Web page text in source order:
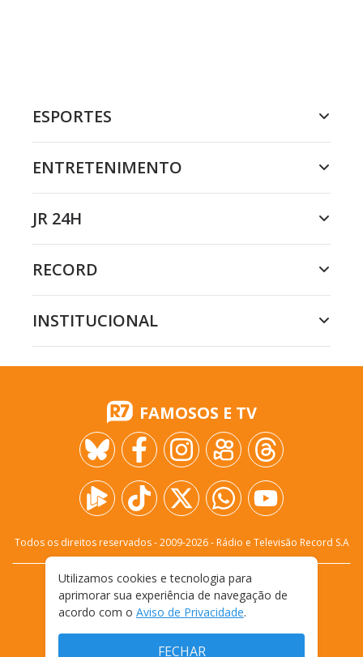
ESPORTES
ENTRETENIMENTO
JR 24H
RECORD
INSTITUCIONAL
FAMOSOS E TV
Todos os direitos reservados - 2009-2026- Rádio e Televisão Record S.A
FALE CONOSCO
PRIVACIDADE
TERMOS E CONDIÇÕES DE USO
Utilizamos cookies e tecnologia para
aprimorar sua experiência de navegação de
acordo com o Aviso de Privacidade.
FECHAR